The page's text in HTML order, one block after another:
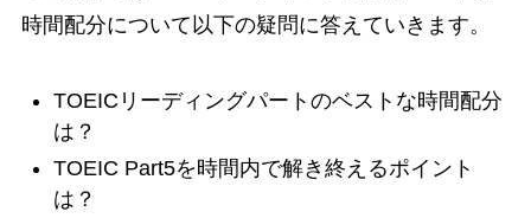
時間配分について以下の疑問に答えていきます。
TOEICリーディングパートのベストな時間配分
は？
TOEIC Part5を時間内で解き終えるポイント
は？